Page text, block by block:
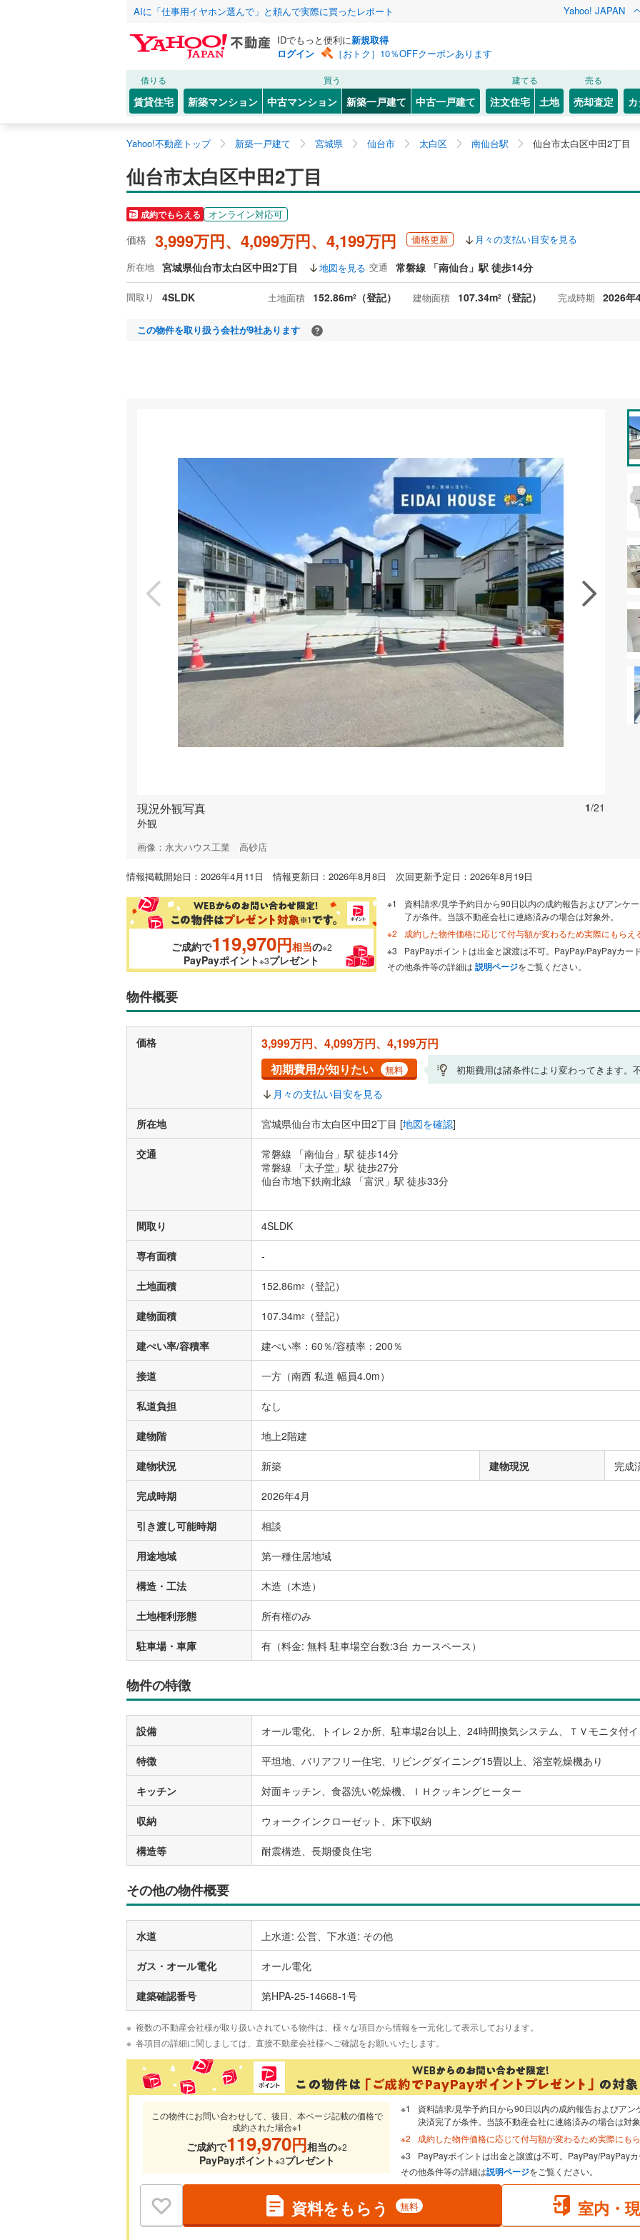
AIに「仕事用イヤホン選んで」と頼んで実際に買ったレポート Yahoo! JAPAN
IDでもっと便利に新規取得
ログイン
［おトク］10％OFFクーポンあります
借りる
賃貸住宅
買う
新築マンション 中古マンション 新築一戸建て 中古一戸建て
建てる
注文住宅 土地
売る
売却査定
Yahoo!不動産トップ 新築一戸建て 宮城県 仙台市 太白区 南仙台駅 仙台市太白区中田2丁目
仙台市太白区中田2丁目
成約でもらえる オンライン対応可
価格 3,999万円、4,099万円、4,199万円 価格更新 月々の支払い目安を見る
所在地 宮城県仙台市太白区中田2丁目 地図を見る 交通 常磐線 「南仙台」駅 徒歩14分
間取り 4SLDK 土地面積 152.86m2 （登記） 建物面積 107.34m2 （登記） 完成時期 2026年
この物件を取り扱う会社が9社あります
資料をもらう 無料
室内･現地を見学する 無料
特徴の似た物件を見る
お気に入りに追加する
1/21
現況外観写真
外観
画像：永大ハウス工業 高砂店
情報掲載開始日：2026年4月11日 情報更新日：2026年8月8日 次回更新予定日：2026年8月19日
ご成約で119,970円相当の※2
PayPayポイント※3プレゼント
資料請求/見学予約日から90日以内の成約報告およびアンケ
了が条件。当該不動産会社に連絡済みの場合は対象外。
成約した物件価格に応じて付与額が変わるため実際にもらえ
PayPayポイントは出金と譲渡は不可。PayPay/PayPayカー
その他条件等の詳細は 説明ページをご覧ください。
物件概要
価格
3,999万円、4,099万円、4,199万円
初期費用が知りたい
無料 初期費用は諸条件により変わってきます。
月々の支払い目安を見る
所在地 宮城県仙台市太白区中田2丁目 [地図を確認]
交通
常磐線 「南仙台」駅 徒歩14分
常磐線 「太子堂」駅 徒歩27分
仙台市地下鉄南北線 「富沢」駅 徒歩33分
間取り 4SLDK
専有面積 -
土地面積 152.86m2 （登記）
建物面積 107.34m2 （登記）
建ぺい率/容積率 建ぺい率：60％/容積率：200％
接道 一方（南西 私道 幅員4.0m）
私道負担 なし
建物階 地上2階建
建物状況 新築 建物現況 完成
完成時期 2026年4月
引き渡し可能時期 相談
用途地域 第一種住居地域
構造・工法 木造（木造）
土地権利形態 所有権のみ
駐車場・車庫 有（料金: 無料 駐車場空台数:3台 カースペース）
物件の特徴
設備 オール電化、トイレ２か所、駐車場2台以上、24時間換気システム、ＴＶモニタ付
特徴 平坦地、バリアフリー住宅、リビングダイニング15畳以上、浴室乾燥機あり
キッチン 対面キッチン、食器洗い乾燥機、ＩＨクッキングヒーター
収納 ウォークインクローゼット、床下収納
構造等 耐震構造、長期優良住宅
その他の物件概要
水道 上水道: 公営、下水道: その他
ガス・オール電化 オール電化
建築確認番号 第HPA-25-14668-1号
複数の不動産会社様が取り扱いされている物件は、様々な項目から情報を一元化して表示しております。
各項目の詳細に関しましては、直接不動産会社様へご確認をお願いいたします。
この物件にお問い合わせして、後日、本ページ記載の価格で
成約された場合※1
ご成約で119,970円相当の※2
PayPayポイント※3プレゼント
資料請求/見学予約日から90日以内の成約報告およびア
決済完了が条件。当該不動産会社に連絡済みの場合は対
成約した物件価格に応じて付与額が変わるため実際にも
PayPayポイントは出金と譲渡は不可。PayPay/PayPay
その他条件等の詳細は説明ページをご覧ください。
資料をもらう 無料 室内・